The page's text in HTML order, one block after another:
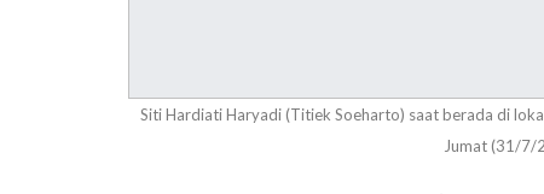
Siti Hardiati Haryadi (Titiek Soeharto) saat berada di
Jumat (31/7/